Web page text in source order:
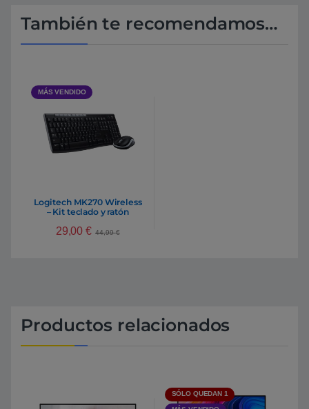
También te recomendamos…
MÁS VENDIDO
Logitech MK270 Wireless
– Kit teclado y ratón
29,00€ 44,99€
Productos relacionados
SÓLO QUEDAN 1